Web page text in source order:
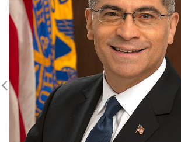
Xavier Becerra
22/04/2025 17:23 |Editores